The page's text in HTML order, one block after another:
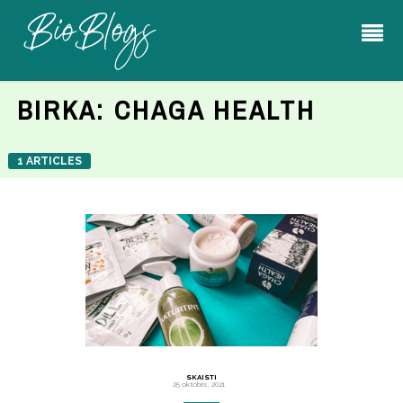
BIRKA: CHAGA HEALTH
1 ARTICLES
SKAISTI
25 oktobris, 2021